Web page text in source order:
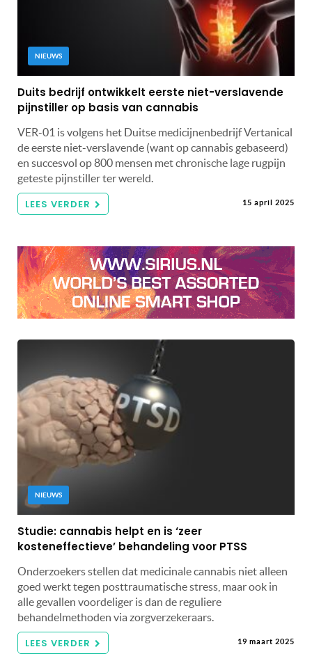
NIEUWS
Duits bedrijf ontwikkelt eerste niet-verslavende
pijnstiller op basis van cannabis
VER-01 is volgens het Duitse medicijnenbedrijf Vertanical
de eerste niet-verslavende (want op cannabis gebaseerd)
en succesvol op 800 mensen met chronische lage rugpijn
geteste pijnstiller ter wereld.
LEES VERDER 15 april 2025
NIEUWS
Studie: cannabis helpt en is ‘zeer
kosteneffectieve’ behandeling voor PTSS
Onderzoekers stellen dat medicinale cannabis niet alleen
goed werkt tegen posttraumatische stress, maar ook in
alle gevallen voordeliger is dan de reguliere
behandelmethoden via zorgverzekeraars.
LEES VERDER 19 maart 2025